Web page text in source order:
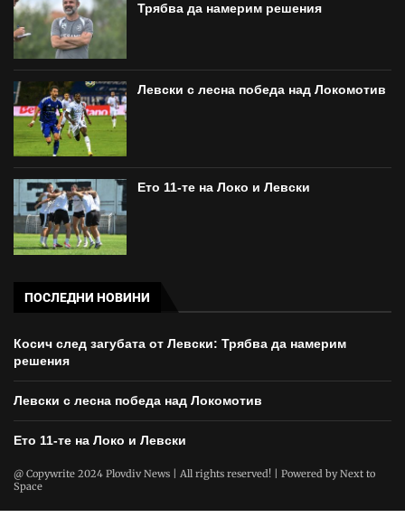
Трябва да намерим решения
Левски с лесна победа над Локомотив
Ето 11-те на Локо и Левски
ПОСЛЕДНИ НОВИНИ
Косич след загубата от Левски: Трябва да намерим
решения
Левски с лесна победа над Локомотив
Ето 11-те на Локо и Левски
@ Copywrite 2024 Plovdiv News | All rights reserved! | Powered byNext to
Space